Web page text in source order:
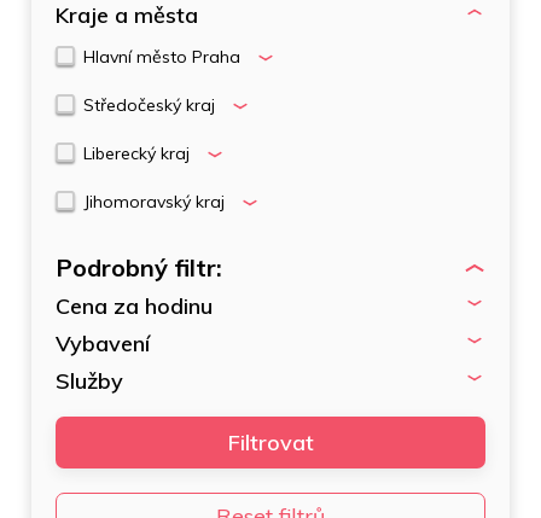
Kraje a města
Hlavní město Praha
Středočeský kraj
Liberecký kraj
Jihomoravský kraj
Podrobný filtr:
Cena za hodinu
Vybavení
Služby